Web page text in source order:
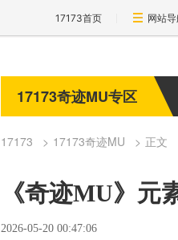
17173首页 网站
17173奇迹MU专区
17173 17173奇迹MU 正文
《奇迹MU》元
2026-05-20 00:47:06